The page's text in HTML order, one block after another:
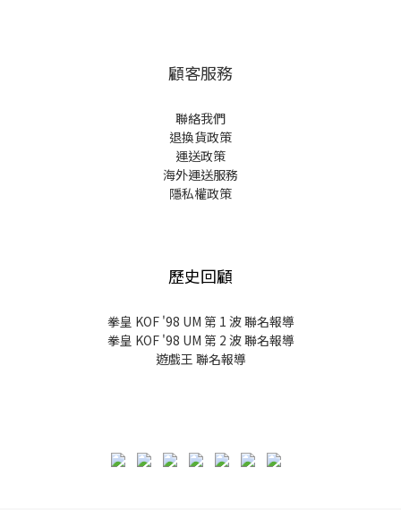
顧客服務
聯絡我們
退換貨政策
運送政策
海外運送服務
隱私權政策
歷史回顧
拳皇 KOF '98 UM 第 1 波 聯名報導
拳皇 KOF '98 UM 第 2 波 聯名報導
遊戲王 聯名報導